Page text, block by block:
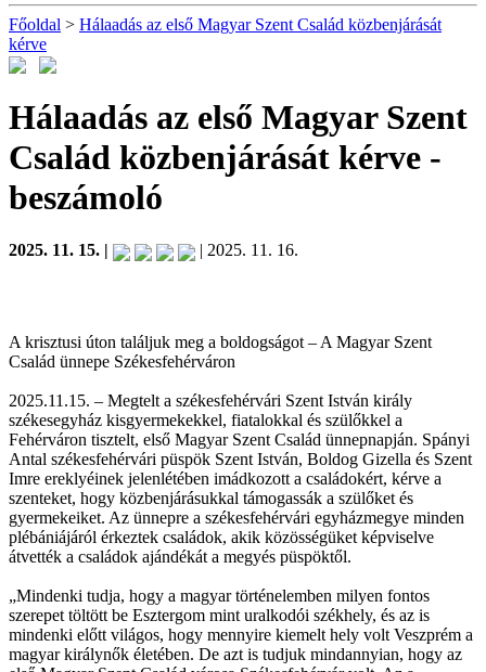
Főoldal > Hálaadás az első Magyar Szent Család közbenjárását
kérve
Hálaadás az első Magyar Szent
Család közbenjárását kérve -
beszámoló
2025. 11. 15. | | 2025. 11. 16.
A krisztusi úton találjuk meg a boldogságot – A Magyar Szent
Család ünnepe Székesfehérváron
2025.11.15. – Megtelt a székesfehérvári Szent István király
székesegyház kisgyermekekkel, fiatalokkal és szülőkkel a
Fehérváron tisztelt, első Magyar Szent Család ünnepnapján. Spányi
Antal székesfehérvári püspök Szent István, Boldog Gizella és Szent
Imre ereklyéinek jelenlétében imádkozott a családokért, kérve a
szenteket, hogy közbenjárásukkal támogassák a szülőket és
gyermekeiket. Az ünnepre a székesfehérvári egyházmegye minden
plébániájáról érkeztek családok, akik közösségüket képviselve
átvették a családok ajándékát a megyés püspöktől.
„Mindenki tudja, hogy a magyar történelemben milyen fontos
szerepet töltött be Esztergom mint uralkodói székhely, és az is
mindenki előtt világos, hogy mennyire kiemelt hely volt Veszprém a
magyar királynők életében. De azt is tudjuk mindannyian, hogy az